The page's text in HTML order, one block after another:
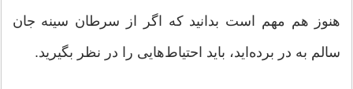
هنوز هم مهم است بدانید که اگر از سرطان سینه جان
سالم به در برده‌اید، باید احتیاط‌هایی را در نظر بگیرید.